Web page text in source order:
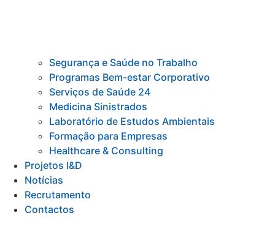
Segurança e Saúde no Trabalho
Programas Bem-estar Corporativo
Serviços de Saúde 24
Medicina Sinistrados
Laboratório de Estudos Ambientais
Formação para Empresas
Healthcare & Consulting
Projetos I&D
Notícias
Recrutamento
Contactos